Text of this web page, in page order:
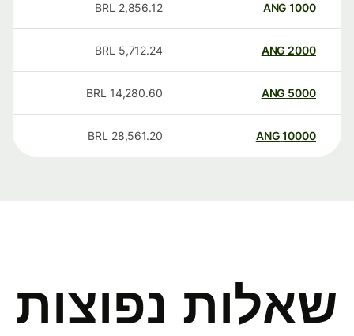
1000
ANG
2,856.12
BRL
2000
ANG
5,712.24
BRL
5000
ANG
14,280.60
BRL
10000
ANG
28,561.20
BRL
שאלות נפוצות